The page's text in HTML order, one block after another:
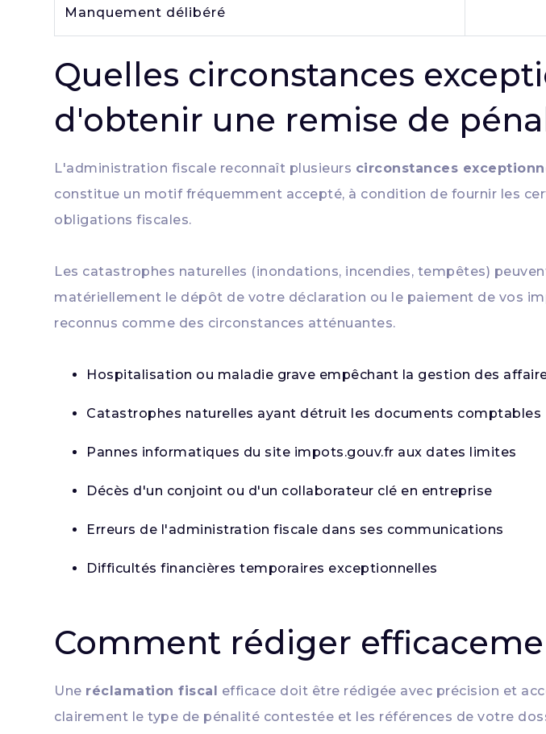
Manquement délibéré
Quelles circonstances
d'obtenir une remise de
L'administration fiscale reconnaît plusieurs circonstances
constitue un motif fréquemment accepté, à condition de fournir les
obligations fiscales.
Les catastrophes naturelles (inondations, incendies, tempêtes)
matériellement le dépôt de votre déclaration ou le paiement de vos
reconnus comme des circonstances atténuantes.
Hospitalisation ou maladie grave empêchant la gestion des
Catastrophes naturelles ayant détruit les documents comptables
Pannes informatiques du site impots.gouv.fr aux dates limites
Décès d'un conjoint ou d'un collaborateur clé en entreprise
Erreurs de l'administration fiscale dans ses communications
Difficultés financières temporaires exceptionnelles
Comment rédiger
Une réclamation fiscal efficace doit être rédigée avec précision et
clairement le type de pénalité contestée et les références de votre